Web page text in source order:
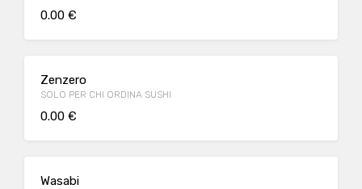
0.00 €
Zenzero
SOLO PER CHI ORDINA SUSHI
0.00 €
Wasabi